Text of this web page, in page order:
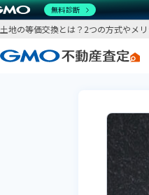
土地の等価交換とは？2つの方式やメ
無料診断